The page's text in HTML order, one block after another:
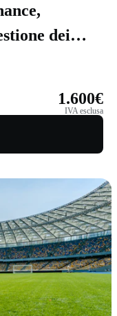
dei
1.600€
IVA esclusa